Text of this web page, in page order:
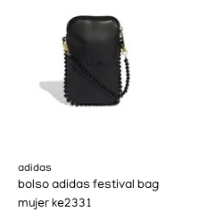
adidas
bolso adidas festival bag
mujer ke2331